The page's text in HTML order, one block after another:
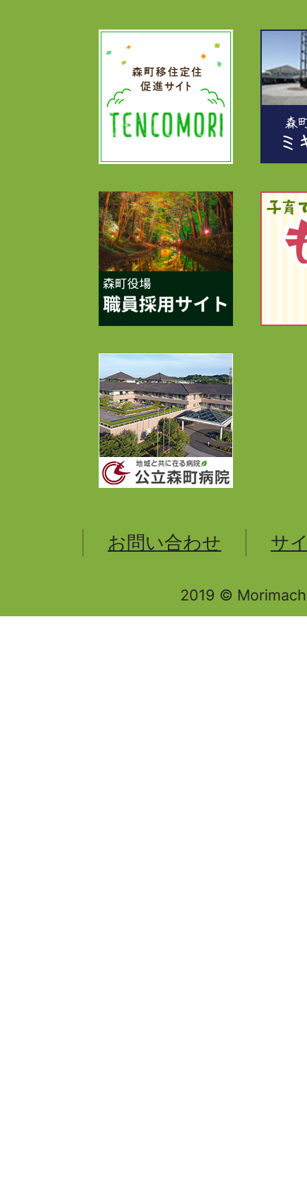
お問い合わせ サ
2019 ©